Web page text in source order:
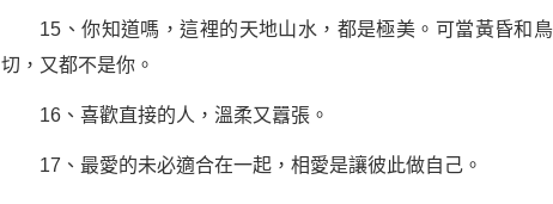
15、你知道嗎，這裡的天地山水，都是極美。可當黃昏和
切，又都不是你。
16、喜歡直接的人，溫柔又囂張。
17、最愛的未必適合在一起，相愛是讓彼此做自己。